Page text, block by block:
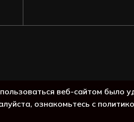
веб-сайтом было
ознакомьтесь с